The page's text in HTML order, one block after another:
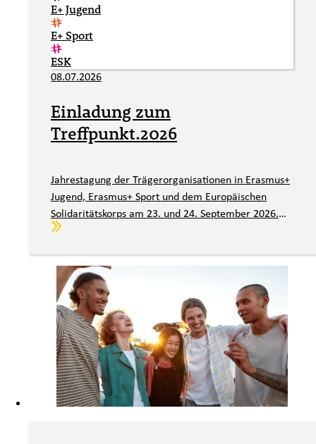
E+ Jugend
E+ Sport
ESK
08.07.2026
Einladung zum
Treffpunkt.2026
Jahrestagung der Trägerorganisationen in Erasmus+
Jugend, Erasmus+ Sport und dem Europäischen
Solidaritätskorps am 23. und 24. September 2026.
Wir laden Sie herzlich ein.
Weiterlesen